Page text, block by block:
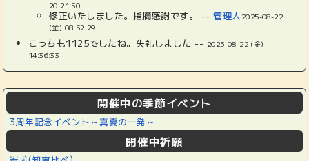
開催中の季節イベント
3周年記念イベント～真夏の一発～
開催中祈願
20:21:50
修正いたしました。指摘感謝です。 --管理人2025-08-22
(金) 08:52:29
こっちも1125でしたね。失礼しました -- 2025-08-22 (金)
14:36:33